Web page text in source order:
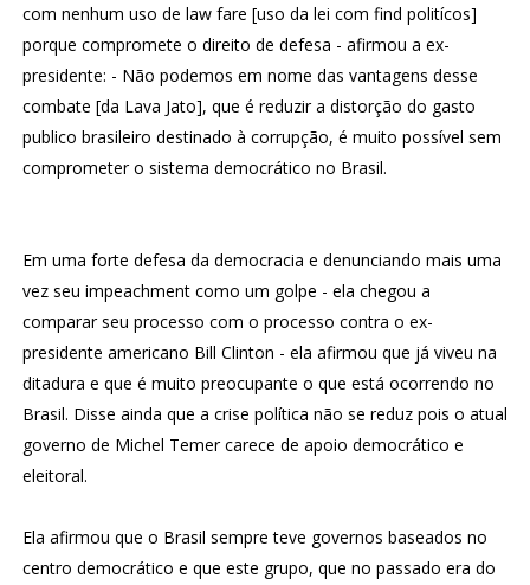
com nenhum uso de law fare [uso da lei com find politícos]
porque compromete o direito de defesa - afirmou a ex-
presidente: - Não podemos em nome das vantagens desse
combate [da Lava Jato], que é reduzir a distorção do gasto
publico brasileiro destinado à corrupção, é muito possível sem
comprometer o sistema democrático no Brasil.
Em uma forte defesa da democracia e denunciando mais uma
vez seu impeachment como um golpe - ela chegou a
comparar seu processo com o processo contra o ex-
presidente americano Bill Clinton - ela afirmou que já viveu na
ditadura e que é muito preocupante o que está ocorrendo no
Brasil. Disse ainda que a crise política não se reduz pois o atual
governo de Michel Temer carece de apoio democrático e
eleitoral.
Ela afirmou que o Brasil sempre teve governos baseados no
centro democrático e que este grupo, que no passado era do